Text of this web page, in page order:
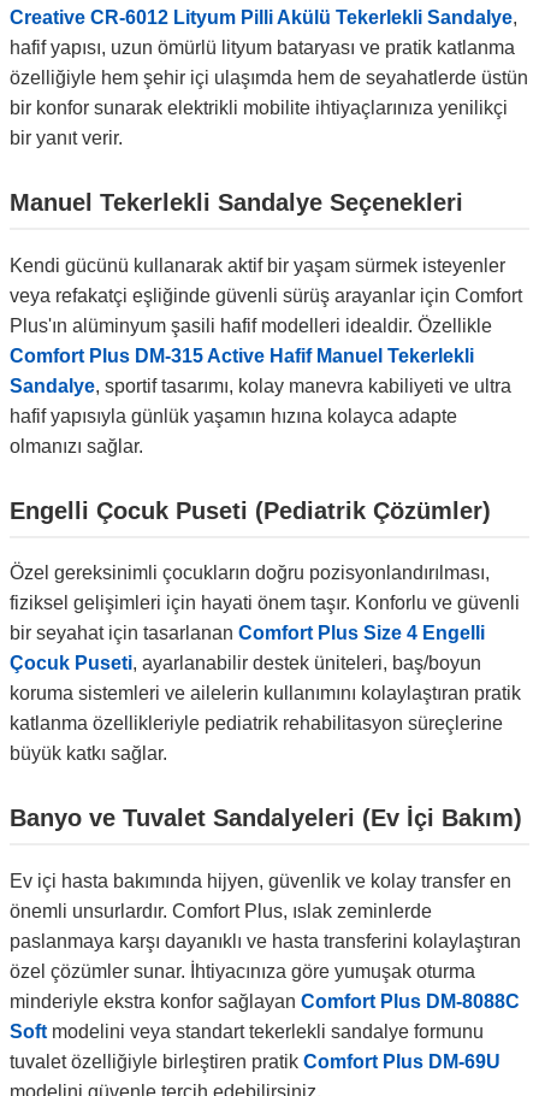
Creative CR-6012 Lityum Pilli Akülü Tekerlekli Sandalye,
hafif yapısı, uzun ömürlü lityum bataryası ve pratik katlanma
özelliğiyle hem şehir içi ulaşımda hem de seyahatlerde üstün
bir konfor sunarak elektrikli mobilite ihtiyaçlarınıza yenilikçi
bir yanıt verir.
Manuel Tekerlekli Sandalye Seçenekleri
Kendi gücünü kullanarak aktif bir yaşam sürmek isteyenler
veya refakatçi eşliğinde güvenli sürüş arayanlar için Comfort
Plus'ın alüminyum şasili hafif modelleri idealdir. Özellikle
Comfort Plus DM-315 Active Hafif Manuel Tekerlekli
Sandalye, sportif tasarımı, kolay manevra kabiliyeti ve ultra
hafif yapısıyla günlük yaşamın hızına kolayca adapte
olmanızı sağlar.
Engelli Çocuk Puseti (Pediatrik Çözümler)
Özel gereksinimli çocukların doğru pozisyonlandırılması,
fiziksel gelişimleri için hayati önem taşır. Konforlu ve güvenli
bir seyahat için tasarlanan Comfort Plus Size 4 Engelli
Çocuk Puseti, ayarlanabilir destek üniteleri, baş/boyun
koruma sistemleri ve ailelerin kullanımını kolaylaştıran pratik
katlanma özellikleriyle pediatrik rehabilitasyon süreçlerine
büyük katkı sağlar.
Banyo ve Tuvalet Sandalyeleri (Ev İçi Bakım)
Ev içi hasta bakımında hijyen, güvenlik ve kolay transfer en
önemli unsurlardır. Comfort Plus, ıslak zeminlerde
paslanmaya karşı dayanıklı ve hasta transferini kolaylaştıran
özel çözümler sunar. İhtiyacınıza göre yumuşak oturma
minderiyle ekstra konfor sağlayan Comfort Plus DM-8088C
Soft modelini veya standart tekerlekli sandalye formunu
tuvalet özelliğiyle birleştiren pratik Comfort Plus DM-69U
modelini güvenle tercih edebilirsiniz.